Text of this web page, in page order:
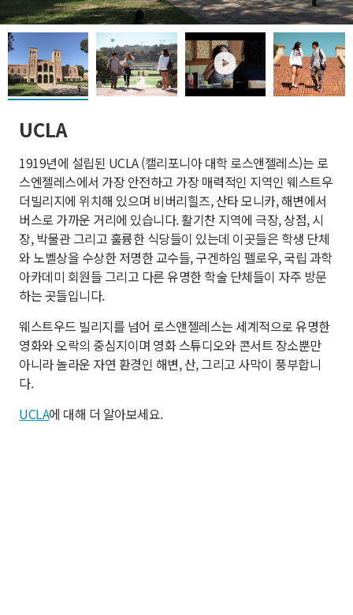
play
UCLA
1919년에 설립된 UCLA (캘리포니아 대학 로스앤젤레스)는 로
스엔젤레스에서 가장 안전하고 가장 매력적인 지역인 웨스트우
더빌리지에 위치해 있으며 비버리힐즈, 산타 모니카, 해변에서
버스로 가까운 거리에 있습니다. 활기찬 지역에 극장, 상점, 시
장, 박물관 그리고 훌륭한 식당들이 있는데 이곳들은 학생 단체
와 노벨상을 수상한 저명한 교수들, 구겐하임 펠로우, 국립 과학
아카데미 회원들 그리고 다른 유명한 학술 단체들이 자주 방문
하는 곳들입니다.
웨스트우드 빌리지를 넘어 로스앤젤레스는 세계적으로 유명한
영화와 오락의 중심지이며 영화 스튜디오와 콘서트 장소뿐만
아니라 놀라운 자연 환경인 해변, 산, 그리고 사막이 풍부합니
다.
UCLA에 대해 더 알아보세요.